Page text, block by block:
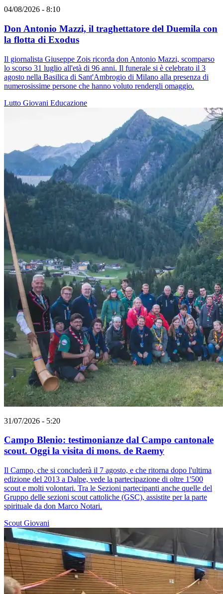
04/08/2026 - 8:10
Don Antonio Mazzi, il traghettatore del Duemila con
la flotta di Exodus
Il giornalista Giuseppe Zois ricorda don Antonio Mazzi, scomparso
lo scorso 31 luglio all'età di 96 anni. Il funerale si è celebrato il 3
agosto nella Basilica di Sant'Ambrogio di Milano alla presenza di
numerosissime persone che hanno voluto rendergli omaggio.
Lutto Giovani Educazione
31/07/2026 - 5:20
Campo Blenio: testimonianze dal Campo cantonale
scout. Oggi la visita di mons. de Raemy
Il Campo, che si concluderà il 7 agosto, e che ritorna dopo l'ultima
edizione del 2013 a Dalpe, vede la partecipazione di oltre 1'500
scout e molti volontari. Tra le Sezioni partecipanti anche quelle del
Gruppo delle sezioni scout cattoliche (GSC), assistite per la parte
spirituale da don Marco Notari.
Scout Giovani